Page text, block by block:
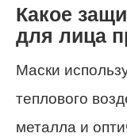
Какое
для лица
Маски
теплового
металла и